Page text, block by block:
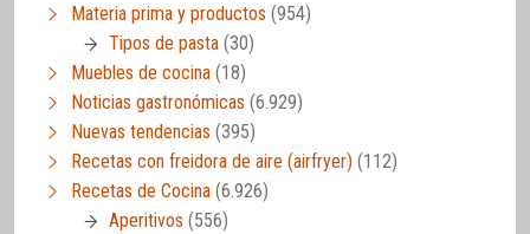
Materia prima y productos (954)
Tipos de pasta (30)
Muebles de cocina (18)
Noticias gastronómicas (6.929)
Nuevas tendencias (395)
Recetas con freidora de aire (airfryer) (112)
Recetas de Cocina (6.926)
Aperitivos (556)